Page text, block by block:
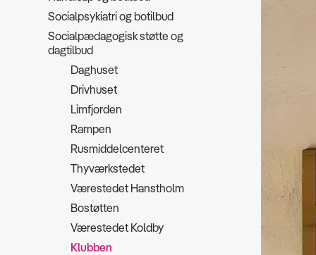
Socialpsykiatri og botilbud
Socialpædagogisk støtte og
dagtilbud
Daghuset
Drivhuset
Limfjorden
Rampen
Rusmiddelcenteret
Thyværkstedet
Værestedet Hanstholm
Bostøtten
Værestedet Koldby
Klubben